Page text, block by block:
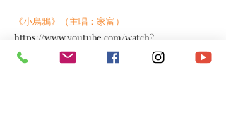
《小烏鴉》（主唱：家富）
https://www.youtube.com/watch?
v=QdmucDwlJ5U